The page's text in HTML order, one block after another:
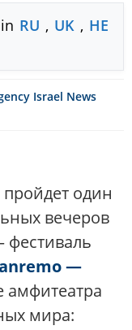
RU , UK , HE
Israel News
один
вечеров
фестиваль
—
амфитеатра
мира: